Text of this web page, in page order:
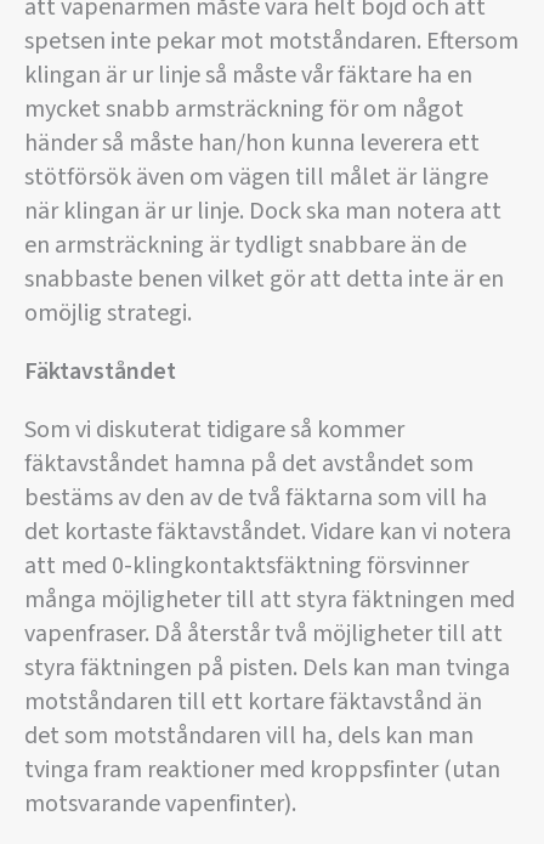
att vapenarmen måste vara helt böjd och att
spetsen inte pekar mot motståndaren. Eftersom
klingan är ur linje så måste vår fäktare ha en
mycket snabb armsträckning för om något
händer så måste han/hon kunna leverera ett
stötförsök även om vägen till målet är längre
när klingan är ur linje. Dock ska man notera att
en armsträckning är tydligt snabbare än de
snabbaste benen vilket gör att detta inte är en
omöjlig strategi.
Fäktavståndet
Som vi diskuterat tidigare så kommer
fäktavståndet hamna på det avståndet som
bestäms av den av de två fäktarna som vill ha
det kortaste fäktavståndet. Vidare kan vi notera
att med 0-klingkontaktsfäktning försvinner
många möjligheter till att styra fäktningen med
vapenfraser. Då återstår två möjligheter till att
styra fäktningen på pisten. Dels kan man tvinga
motståndaren till ett kortare fäktavstånd än
det som motståndaren vill ha, dels kan man
tvinga fram reaktioner med kroppsfinter (utan
motsvarande vapenfinter).